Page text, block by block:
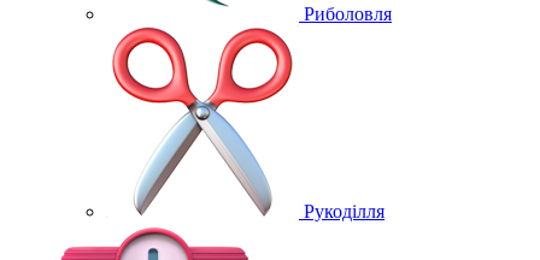
Риболовля
Рукоділля